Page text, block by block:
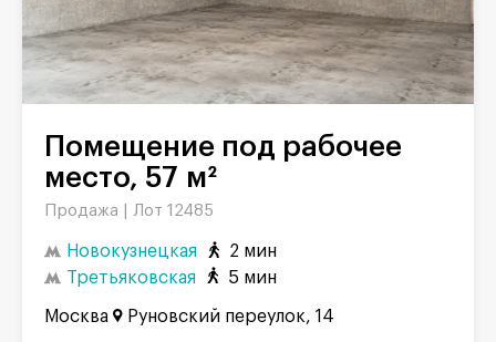
Помещение под рабочее
место, 57 м²
Продажа | Лот 12485
Новокузнецкая
2 мин
Третьяковская
5 мин
Москва Руновский переулок, 14